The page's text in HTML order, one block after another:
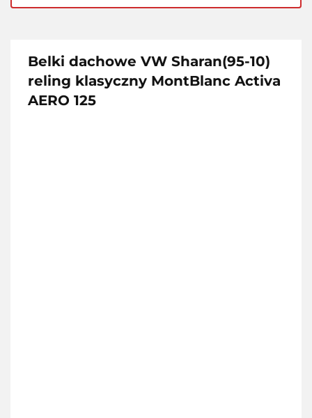
Belki dachowe VW Sharan(95-10)
reling klasyczny MontBlanc Activa
AERO 125